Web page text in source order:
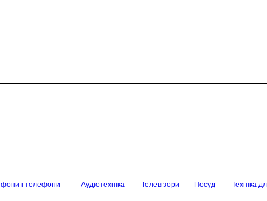
і телефони Аудіотехніка Телевізори Посуд Техніка